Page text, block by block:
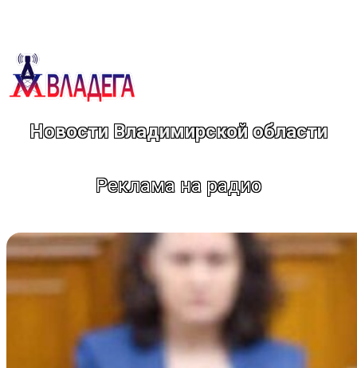
Новости Владимирской области
Реклама на радио